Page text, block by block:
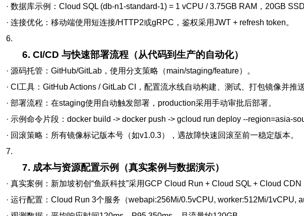
· 数据库示例：Cloud SQL (db-n1-standard-1) = 1 vCPU / 3.75GB RAM，20GB
· 连接优化：移动端使用短连接/HTTP2或gRPC，鉴权采用JWT + refresh token。
6.
6. CI/CD 与快速部署流程（从代码到生产的自动化）
· 源码托管：GitHub/GitLab，使用分支策略（main/staging/feature）。
· CI工具：GitHub Actions / GitLab CI，配置流水线自动构建、测试、打包镜像并推
· 部署流程：在staging使用自动触发部署，production采用手动审批后部署。
· 示例命令片段：docker build -> docker push -> gcloud run deploy --region=asia-
· 回滚策略：所有镜像标记版本号（如v1.0.3），遇故障快速回滚至前一稳定版本。
7.
7. 成本与资源配置示例（真实案例与数据演示）
· 真实案例：新加坡初创“鱼跃科技”采用GCP Cloud Run + Cloud SQL + Cloud
· 运行配置：Cloud Run 3个服务（webapi:256Mi/0.5vCPU, worker:512Mi/1vCPU,